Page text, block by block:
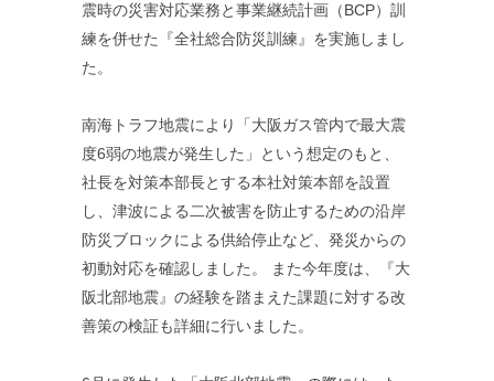
震時の災害対応業務と事業継続計画（BCP）訓
練を併せた『全社総合防災訓練』を実施しまし
た。
南海トラフ地震により「大阪ガス管内で最大震
度6弱の地震が発生した」という想定のもと、
社長を対策本部長とする本社対策本部を設置
し、津波による二次被害を防止するための沿岸
防災ブロックによる供給停止など、発災からの
初動対応を確認しました。 また今年度は、『大
阪北部地震』の経験を踏まえた課題に対する改
善策の検証も詳細に行いました。